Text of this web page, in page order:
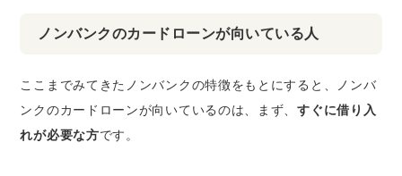
ノンバンクのカードローンが向いている人
ここまでみてきたノンバンクの特徴をもとにすると、ノンバ
ンクのカードローンが向いているのは、まず、すぐに借り入
れが必要な方です。